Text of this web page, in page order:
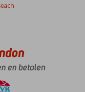
en betalen